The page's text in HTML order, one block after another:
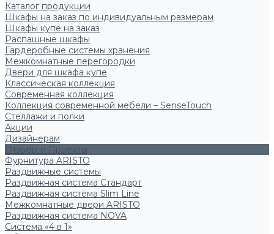
Каталог продукции
Шкафы на заказ по индивидуальным размерам
Шкафы купе на заказ
Распашные шкафы
Гардеробные системы хранения
Межкомнатные перегородки
Двери для шкафа купе
Классическая коллекция
Современная коллекция
Коллекция современной мебели – SenseTouch
Стеллажи и полки
Акции
Дизайнерам
Отзывы и Проекты
Фурнитура ARISTO
Раздвижные системы
Раздвижная система Стандарт
Раздвижная система Slim Line
Межкомнатные двери ARISTO
Раздвижная система NOVA
Система «4 в 1»